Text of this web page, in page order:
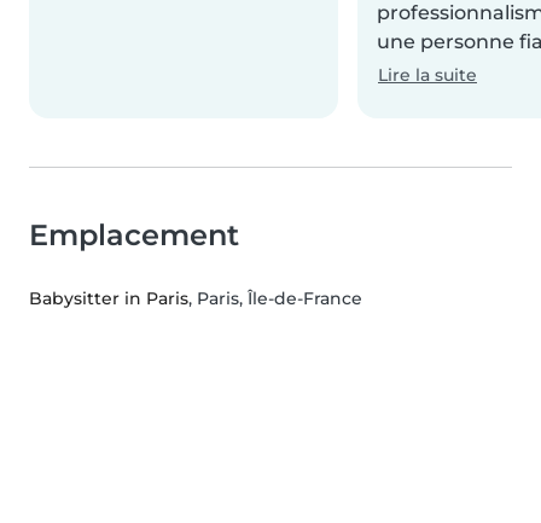
une personne
Lire la suite
Emplacement
Babysitter in Paris, Paris, Île-de-France